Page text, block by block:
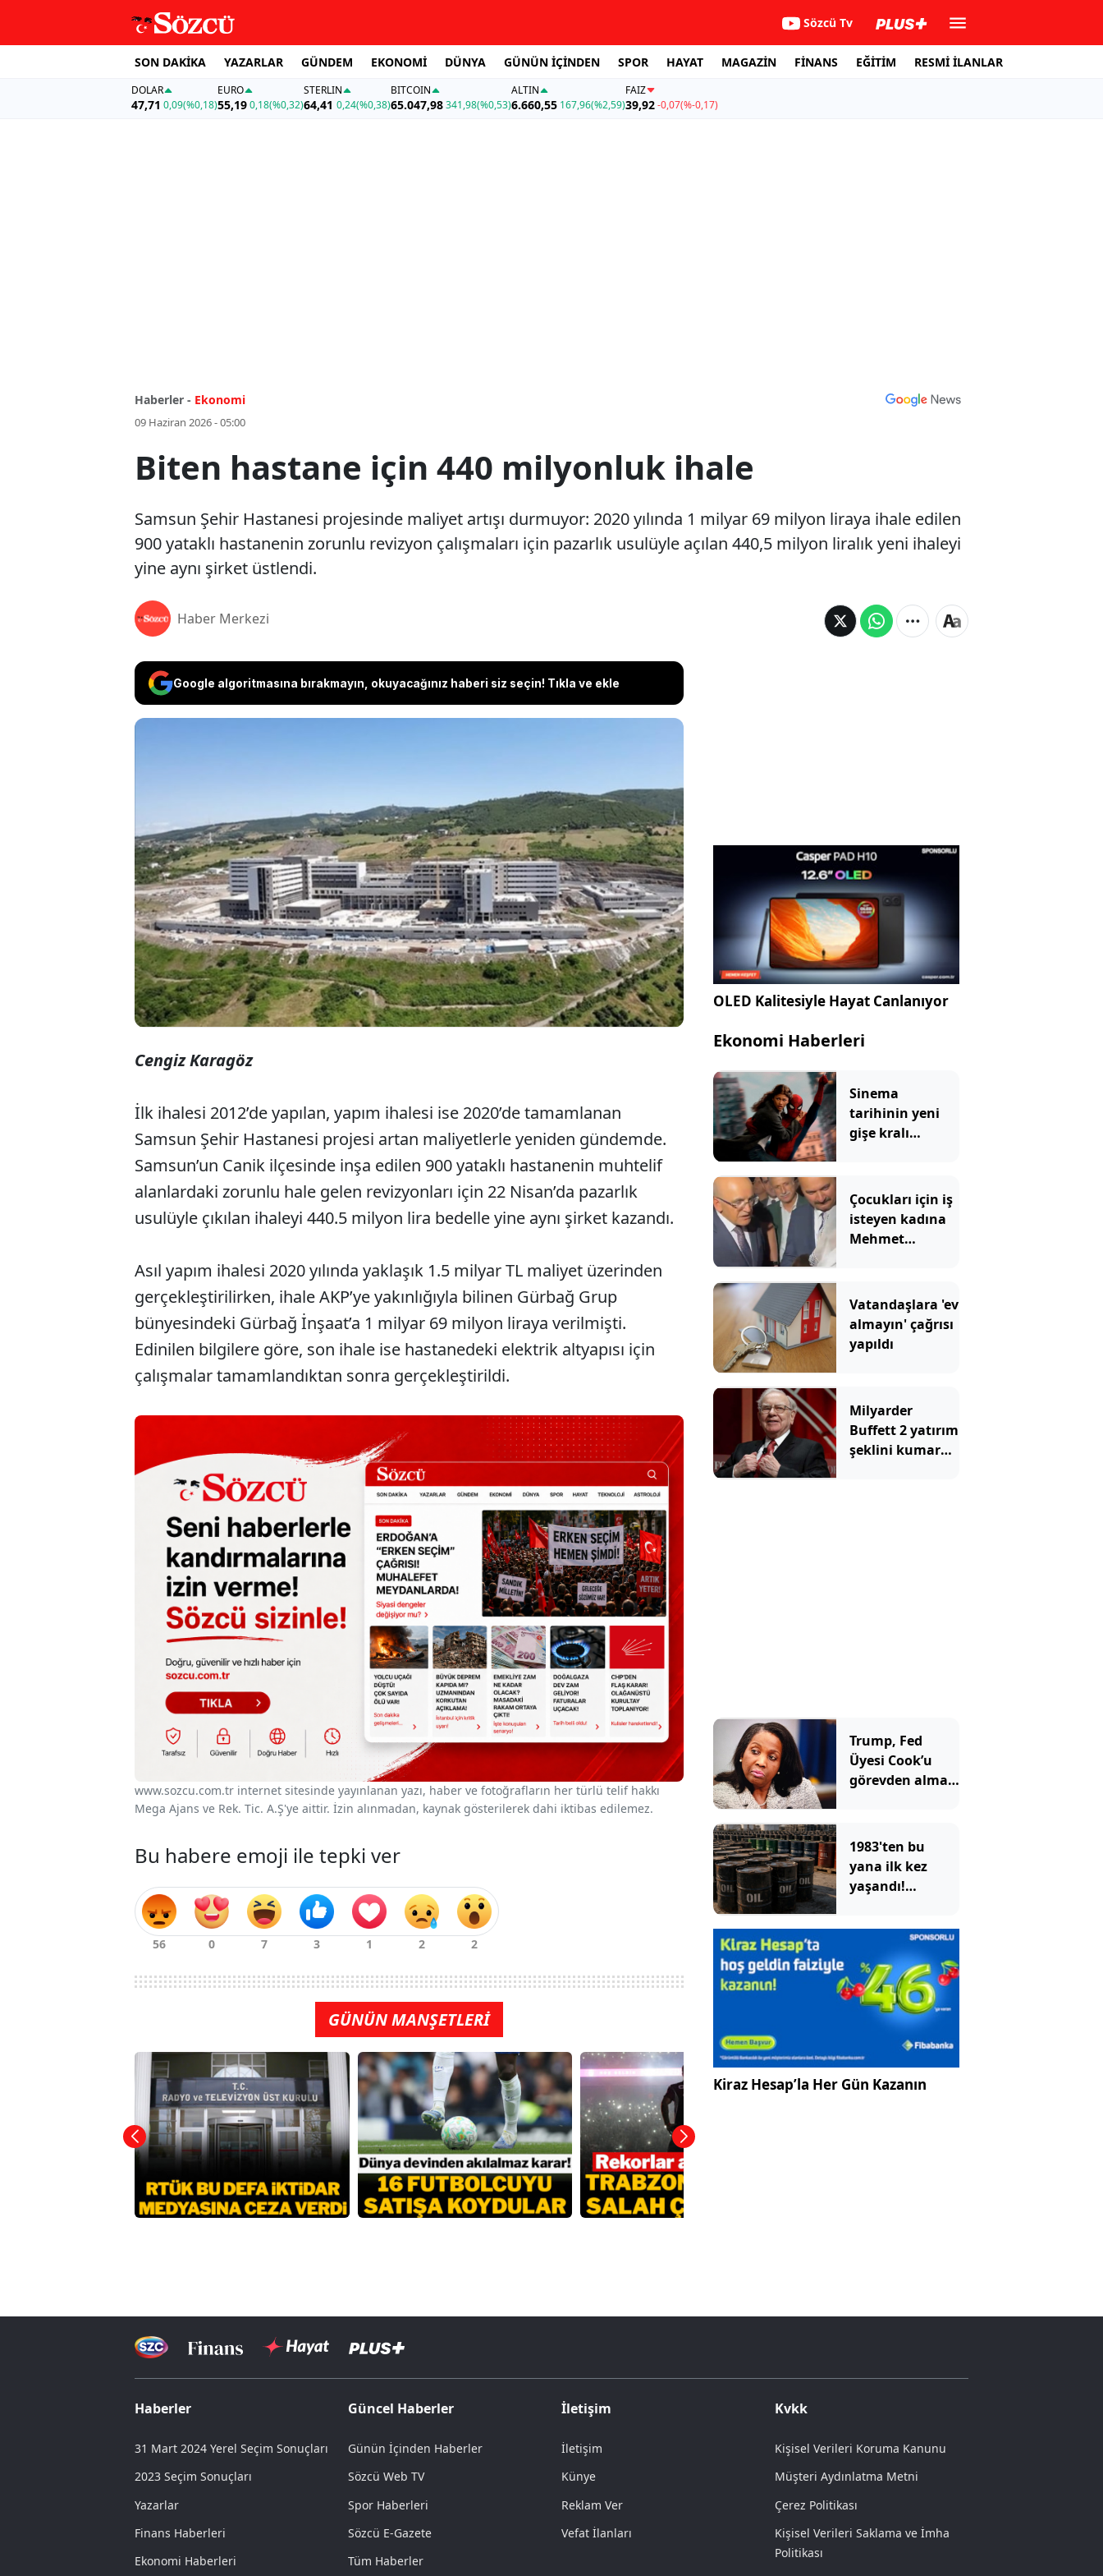
Sözcü Tv
SON DAKİKA YAZARLAR GÜNDEM EKONOMİ DÜNYA GÜNÜN İÇİNDEN SPOR HAYAT MAGAZİN FİNANS EĞİTİM RESMİ İLANLAR
DOLAR
47,71 0,09(%0,18)
EURO
55,19 0,18(%0,32)
STERLIN
64,41 0,24(%0,38)
BITCOIN
65.047,98341,98(%0,53)
ALTIN
6.660,55 167,96(%2,59)
FAİZ
39,92-0,07(%-0,17)
Haberler - Ekonomi
09 Haziran 2026 - 05:00
Biten hastane için 440 milyonluk ihale
Samsun Şehir Hastanesi projesinde maliyet artışı durmuyor: 2020 yılında 1 milyar 69 milyon liraya ihale edilen
900 yataklı hastanenin zorunlu revizyon çalışmaları için pazarlık usulüyle açılan 440,5 milyon liralık yeni ihaleyi
yine aynı şirket üstlendi.
Haber Merkezi
Google algoritmasına bırakmayın, okuyacağınız haberi siz seçin! Tıkla ve ekle
Samsun Şehir Hastanesi projesinde maliyet artışı durmuyor:
2020 yılında 1 milyar 69 milyon liraya ihale edilen 900 yataklı
hastanenin zorunlu revizyon çalışmaları için pazarlık usulüyle
açılan 440,5 milyon liralık yeni ihaleyi yine aynı şirket üstlendi.
Cengiz Karagöz
İlk ihalesi 2012’de yapılan, yapım ihalesi ise 2020’de tamamlanan
Samsun Şehir Hastanesi projesi artan maliyetlerle yeniden gündemde.
Samsun’un Canik ilçesinde inşa edilen 900 yataklı hastanenin muhtelif
alanlardaki zorunlu hale gelen revizyonları için 22 Nisan’da pazarlık
usulüyle çıkılan ihaleyi 440.5 milyon lira bedelle yine aynı şirket kazandı.
Asıl yapım ihalesi 2020 yılında yaklaşık 1.5 milyar TL maliyet üzerinden
gerçekleştirilirken, ihale AKP’ye yakınlığıyla bilinen Gürbağ Grup
bünyesindeki Gürbağ İnşaat’a 1 milyar 69 milyon liraya verilmişti.
Edinilen bilgilere göre, son ihale ise hastanedeki elektrik altyapısı için
çalışmalar tamamlandıktan sonra gerçekleştirildi.
www.sozcu.com.tr internet sitesinde yayınlanan yazı, haber ve fotoğrafların her türlü telif hakkı
Mega Ajans ve Rek. Tic. A.Ş'ye aittir. İzin alınmadan, kaynak gösterilerek dahi iktibas edilemez.
Bu habere emoji ile tepki ver
GÜNÜN MANŞETLERİ
OLED Kalitesiyle Hayat Canlanıyor
Ekonomi Haberleri
Sinema
tarihinin yeni
gişe kralı
geçti
Çocukları için iş
isteyen kadına
Mehmet
Vatandaşlara 'ev
almayın' çağrısı
yapıldı
Milyarder
Buffett 2 yatırım
şeklini kumara
Trump, Fed
Üyesi Cook’u
görevden alma
1983'ten bu
yana ilk kez
yaşandı!
depoları hızla
Kiraz Hesap’la Her Gün Kazanın
Haberler
31 Mart 2024 Yerel Seçim Sonuçları
2023 Seçim Sonuçları
Yazarlar
Finans Haberleri
Ekonomi Haberleri
Güncel Haberler
Günün İçinden Haberler
Sözcü Web TV
Spor Haberleri
Sözcü E-Gazete
Tüm Haberler
İletişim
İletişim
Künye
Reklam Ver
Vefat İlanları
Kvkk
Kişisel Verileri Koruma Kanunu
Müşteri Aydınlatma Metni
Çerez Politikası
Kişisel Verileri Saklama ve İmha
Politikası